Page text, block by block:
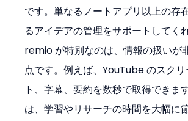
です。単なるノートアプリ以上の存
るアイデアの管理をサポートしてくれ
remio が特別なのは、情報の扱いが
点です。例えば、YouTube のスクリ
ト、字幕、要約を数秒で取得できま
は、学習やリサーチの時間を大幅に